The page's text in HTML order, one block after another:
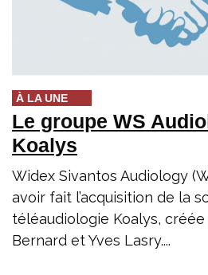
À LA UNE
Le groupe WS
Koalys
Widex Sivantos Audiology
avoir fait l’acquisition de la
téléaudiologie Koalys,
Bernard et Yves Lasry....